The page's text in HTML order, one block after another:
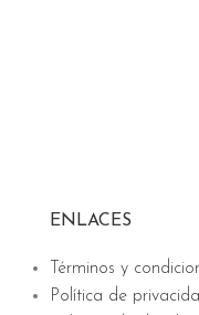
ENLACES
Términos y
Política de